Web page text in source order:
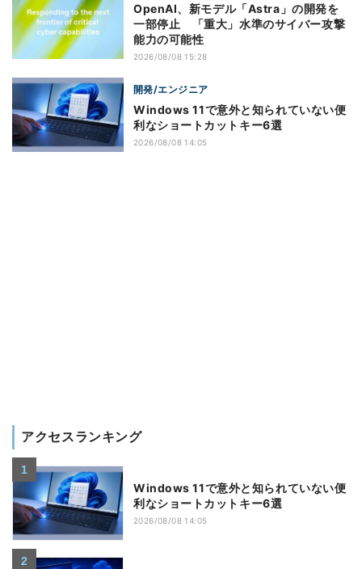
OpenAI、新モデル「Astra」の開発を
一部停止 「重大」水準のサイバー攻撃
能力の可能性
2026/08/08 15:28
開発/エンジニア
Windows 11で意外と知られていない便
利なショートカットキー6選
2026/08/08 14:05
アクセスランキング
Windows 11で意外と知られていない便
利なショートカットキー6選
2026/08/08 14:05